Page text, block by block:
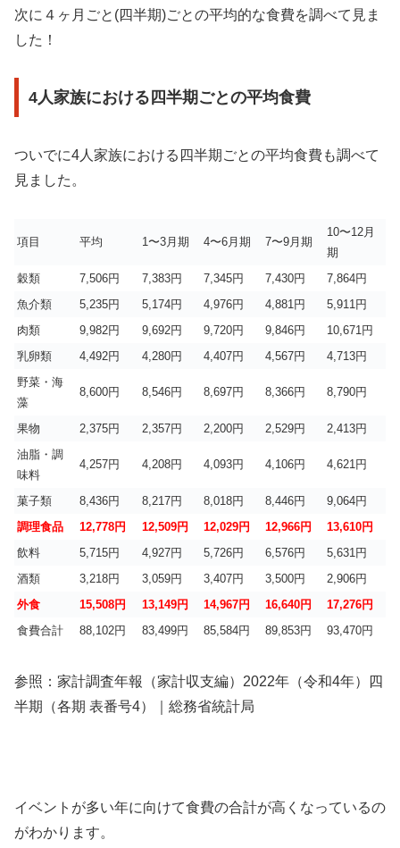
次に４ヶ月ごと(四半期)ごとの平均的な食費を調べて見ま
した！
4人家族における四半期ごとの平均食費
ついでに4人家族における四半期ごとの平均食費も調べて
見ました。
項目 平均 1〜3月期 4〜6月期 7〜9月期
10〜12月
期
穀類
7,506円 7,383円 7,345円 7,430円
7,864円
魚介類
5,235円 5,174円 4,976円 4,881円
5,911円
肉類
9,982円 9,692円 9,720円 9,846円
10,671円
乳卵類
4,492円 4,280円 4,407円 4,567円
4,713円
野菜・海
藻
8,600円 8,546円 8,697円 8,366円 8,790円
果物 2,375円 2,357円 2,200円 2,529円
2,413円
油脂・調
味料
4,257円 4,208円 4,093円 4,106円 4,621円
菓子類 8,436円 8,217円 8,018円 8,446円
9,064円
調理食品
12,778円 12,509円 12,029円 12,966円
13,610円
飲料
5,715円 4,927円 5,726円 6,576円
5,631円
酒類
3,218円 3,059円 3,407円 3,500円
2,906円
外食
15,508円 13,149円 14,967円 16,640円
17,276円
食費合計
88,102円 83,499円 85,584円 89,853円 93,470円
参照：家計調査年報（家計収支編）2022年（令和4年）四
半期（各期 表番号4）｜総務省統計局
イベントが多い年に向けて食費の合計が高くなっているの
がわかります。